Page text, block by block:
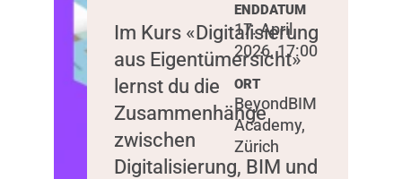
Im Kurs «Digitalisierung
aus Eigentümersicht»
lernst du die
Zusammenhänge
zwischen
Digitalisierung, BIM und
ENDDATUM
17. April
2026, 17:00
ORT
BeyondBIM
Academy,
Zürich